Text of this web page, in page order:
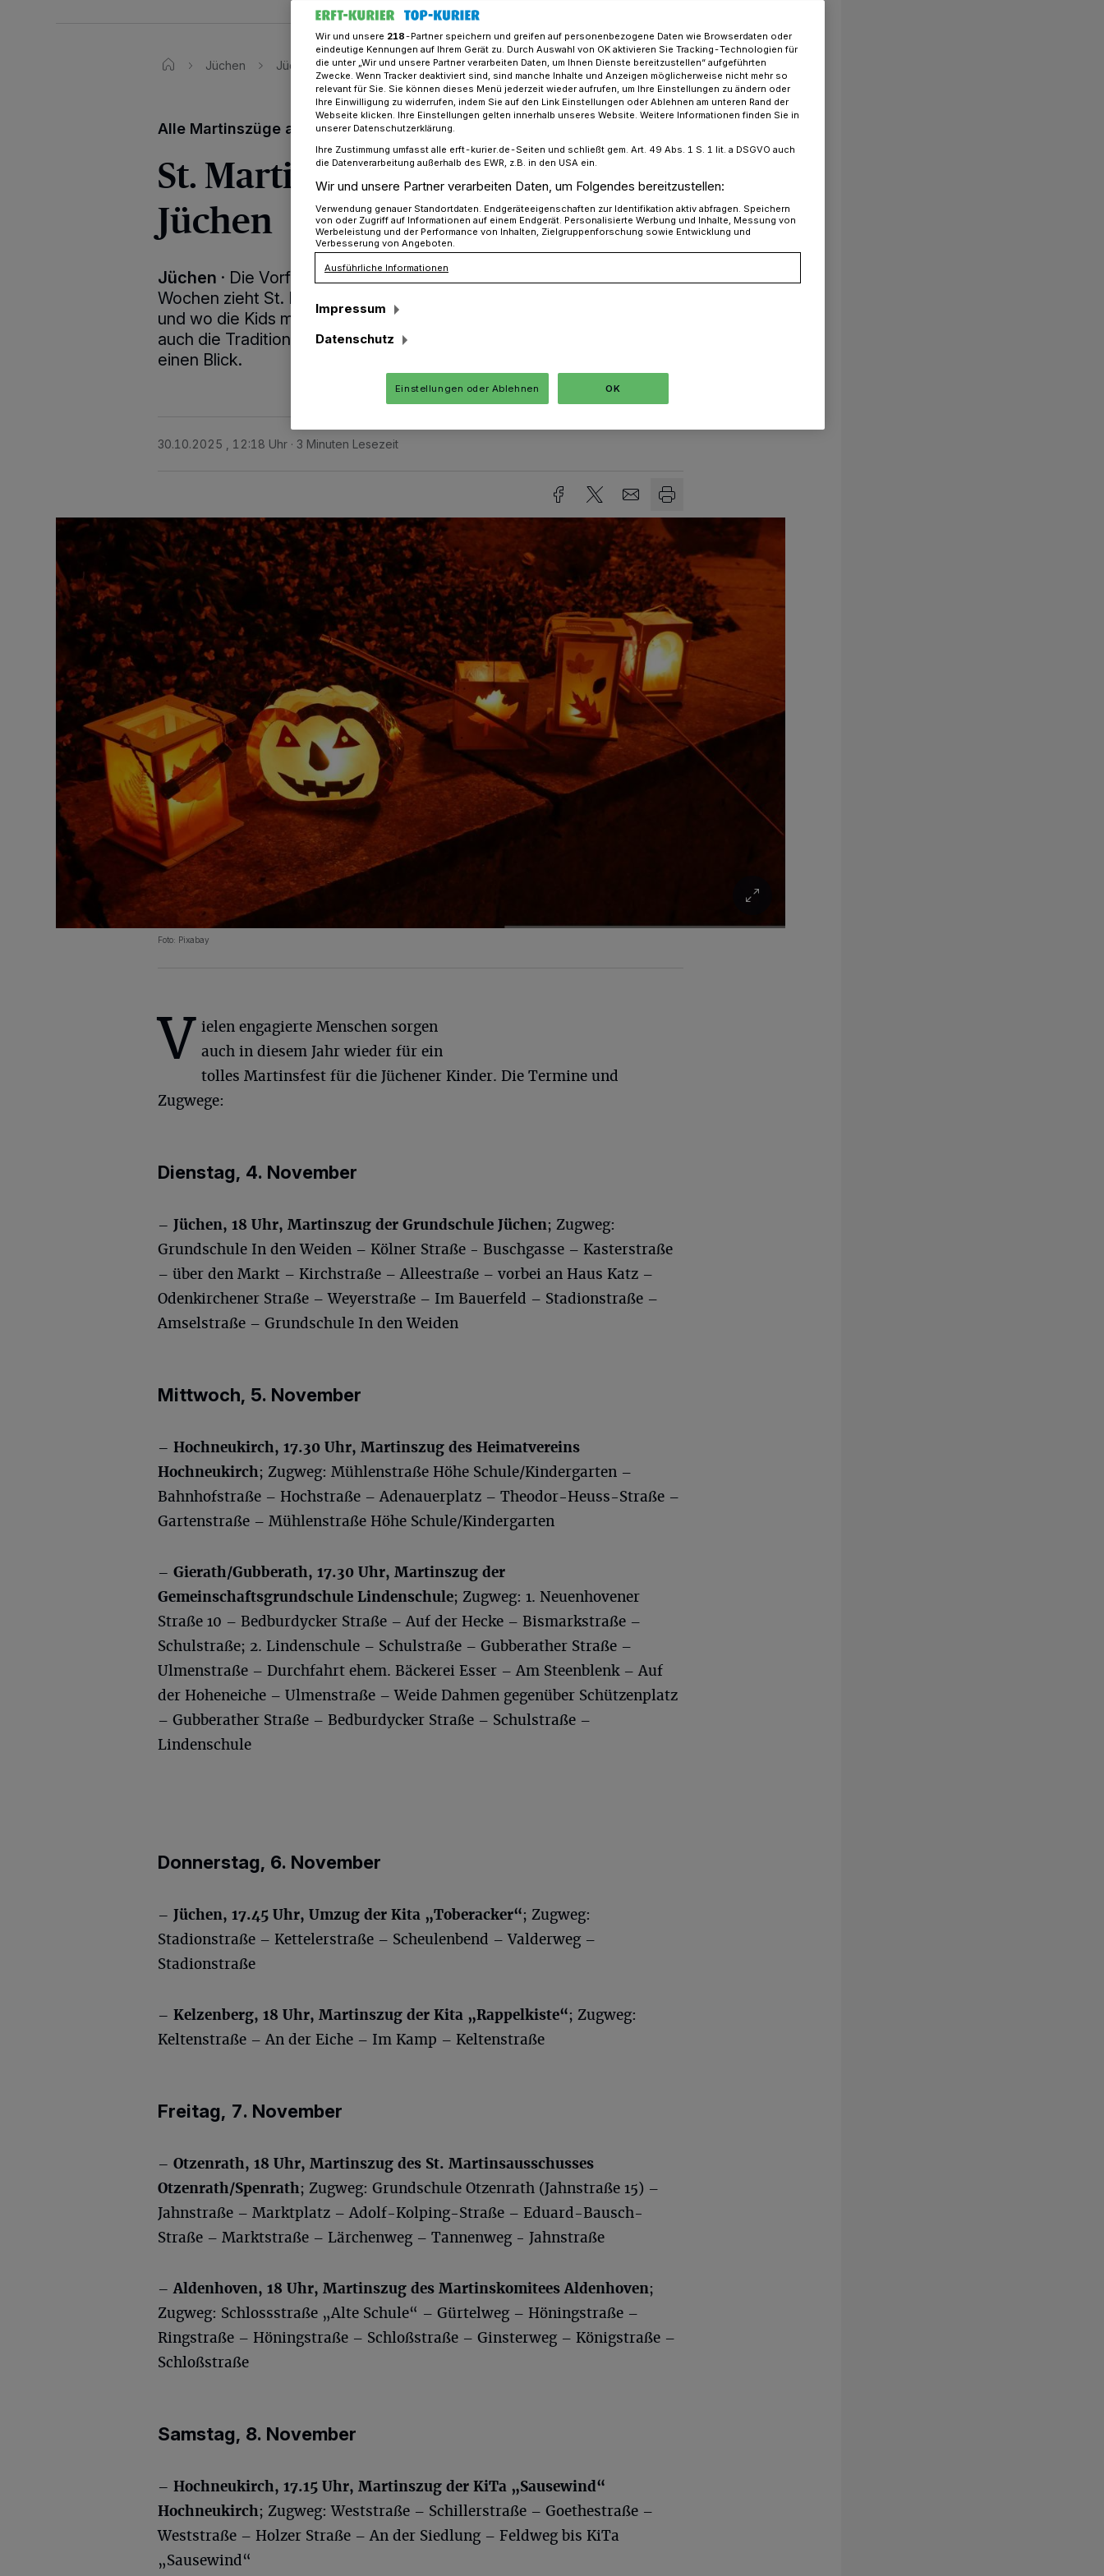
Jüchen Jüchen: Alle Martinszüge auf einen Blick
Alle Martinszüge auf einen Blick
St. Martin zieht bald durch
Jüchen
Jüchen · Die Vorfreude ist sicher schon groß: In den kommenden
Wochen zieht St. Martin wieder durch die Jüchener Stadtteile. Wann
und wo die Kids mit ihren Laternen ziehen und anschließend vielleicht
auch die Tradition des Martinssingens zelebrieren, gibt es hier auf
einen Blick.
30.10.2025 , 12:18 Uhr 3 Minuten Lesezeit
Foto: Pixabay
V ielen engagierte Menschen sorgen
auch in diesem Jahr wieder für ein
tolles Martinsfest für die Jüchener Kinder. Die Termine und
Zugwege:
Dienstag, 4. November
– Jüchen, 18 Uhr, Martinszug der Grundschule Jüchen; Zugweg:
Grundschule In den Weiden – Kölner Straße - Buschgasse – Kasterstraße
– über den Markt – Kirchstraße – Alleestraße – vorbei an Haus Katz –
Odenkirchener Straße – Weyerstraße – Im Bauerfeld – Stadionstraße –
Amselstraße – Grundschule In den Weiden
Mittwoch, 5. November
– Hochneukirch, 17.30 Uhr, Martinszug des Heimatvereins
Hochneukirch; Zugweg: Mühlenstraße Höhe Schule/Kindergarten –
Bahnhofstraße – Hochstraße – Adenauerplatz – Theodor-Heuss-Straße –
Gartenstraße – Mühlenstraße Höhe Schule/Kindergarten
– Gierath/Gubberath, 17.30 Uhr, Martinszug der
Gemeinschaftsgrundschule Lindenschule; Zugweg: 1. Neuenhovener
Straße 10 – Bedburdycker Straße – Auf der Hecke – Bismarkstraße –
Schulstraße; 2. Lindenschule – Schulstraße – Gubberather Straße –
Ulmenstraße – Durchfahrt ehem. Bäckerei Esser – Am Steenblenk – Auf
der Hoheneiche – Ulmenstraße – Weide Dahmen gegenüber Schützenplatz
– Gubberather Straße – Bedburdycker Straße – Schulstraße –
Lindenschule
Donnerstag, 6. November
– Jüchen, 17.45 Uhr, Umzug der Kita „Toberacker“; Zugweg:
Stadionstraße – Kettelerstraße – Scheulenbend – Valderweg –
Stadionstraße
– Kelzenberg, 18 Uhr, Martinszug der Kita „Rappelkiste“; Zugweg:
Keltenstraße – An der Eiche – Im Kamp – Keltenstraße
Freitag, 7. November
– Otzenrath, 18 Uhr, Martinszug des St. Martinsausschusses
Otzenrath/Spenrath; Zugweg: Grundschule Otzenrath (Jahnstraße 15) –
Jahnstraße – Marktplatz – Adolf-Kolping-Straße – Eduard-Bausch-
Straße – Marktstraße – Lärchenweg – Tannenweg - Jahnstraße
– Aldenhoven, 18 Uhr, Martinszug des Martinskomitees Aldenhoven;
Zugweg: Schlossstraße „Alte Schule“ – Gürtelweg – Höningstraße –
Ringstraße – Höningstraße – Schloßstraße – Ginsterweg – Königstraße –
Schloßstraße
Samstag, 8. November
– Hochneukirch, 17.15 Uhr, Martinszug der KiTa „Sausewind“
Hochneukirch; Zugweg: Weststraße – Schillerstraße – Goethestraße –
Weststraße – Holzer Straße – An der Siedlung – Feldweg bis KiTa
„Sausewind“
Wir und unsere 218-Partner speichern und greifen auf personenbezogene Daten wie Browserdaten oder
eindeutige Kennungen auf Ihrem Gerät zu. Durch Auswahl von OK aktivieren Sie Tracking-Technologien für
die unter „Wir und unsere Partner verarbeiten Daten, um Ihnen Dienste bereitzustellen“ aufgeführten
Zwecke. Wenn Tracker deaktiviert sind, sind manche Inhalte und Anzeigen möglicherweise nicht mehr so
relevant für Sie. Sie können dieses Menü jederzeit wieder aufrufen, um Ihre Einstellungen zu ändern oder
Ihre Einwilligung zu widerrufen, indem Sie auf den Link Einstellungen oder Ablehnen am unteren Rand der
Webseite klicken. Ihre Einstellungen gelten innerhalb unseres Website. Weitere Informationen finden Sie in
unserer Datenschutzerklärung.
Ihre Zustimmung umfasst alle erft-kurier.de-Seiten und schließt gem. Art. 49 Abs. 1 S. 1 lit. a DSGVO auch
die Datenverarbeitung außerhalb des EWR, z.B. in den USA ein.
Wir und unsere Partner verarbeiten Daten, um Folgendes bereitzustellen:
Verwendung genauer Standortdaten. Endgeräteeigenschaften zur Identifikation aktiv abfragen. Speichern
von oder Zugriff auf Informationen auf einem Endgerät. Personalisierte Werbung und Inhalte, Messung von
Werbeleistung und der Performance von Inhalten, Zielgruppenforschung sowie Entwicklung und
Verbesserung von Angeboten.
Ausführliche Informationen
Impressum
Datenschutz
Einstellungen oder Ablehnen OK